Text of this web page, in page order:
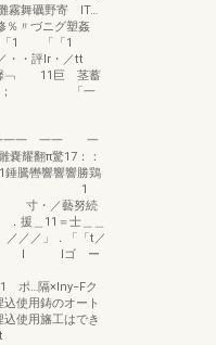
舞礪野寄 lT…
％〃づニグ塑姦
「「1
評Ir・／tt
馨﹁ 11巨 茎蓄
／デ際； 「一
一一 一
翻π驚17：：
響響勝鶏
r1 1 1
藝努続
11＝士＿＿
／／」．「「t／
三πゲ l Iゴ ー
5
ク
使用鋳のオート
使用旛工はでき